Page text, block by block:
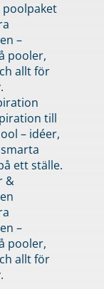
–
pooler,
allt för
till
– idéer,
ett ställe.
&
–
pooler,
allt för